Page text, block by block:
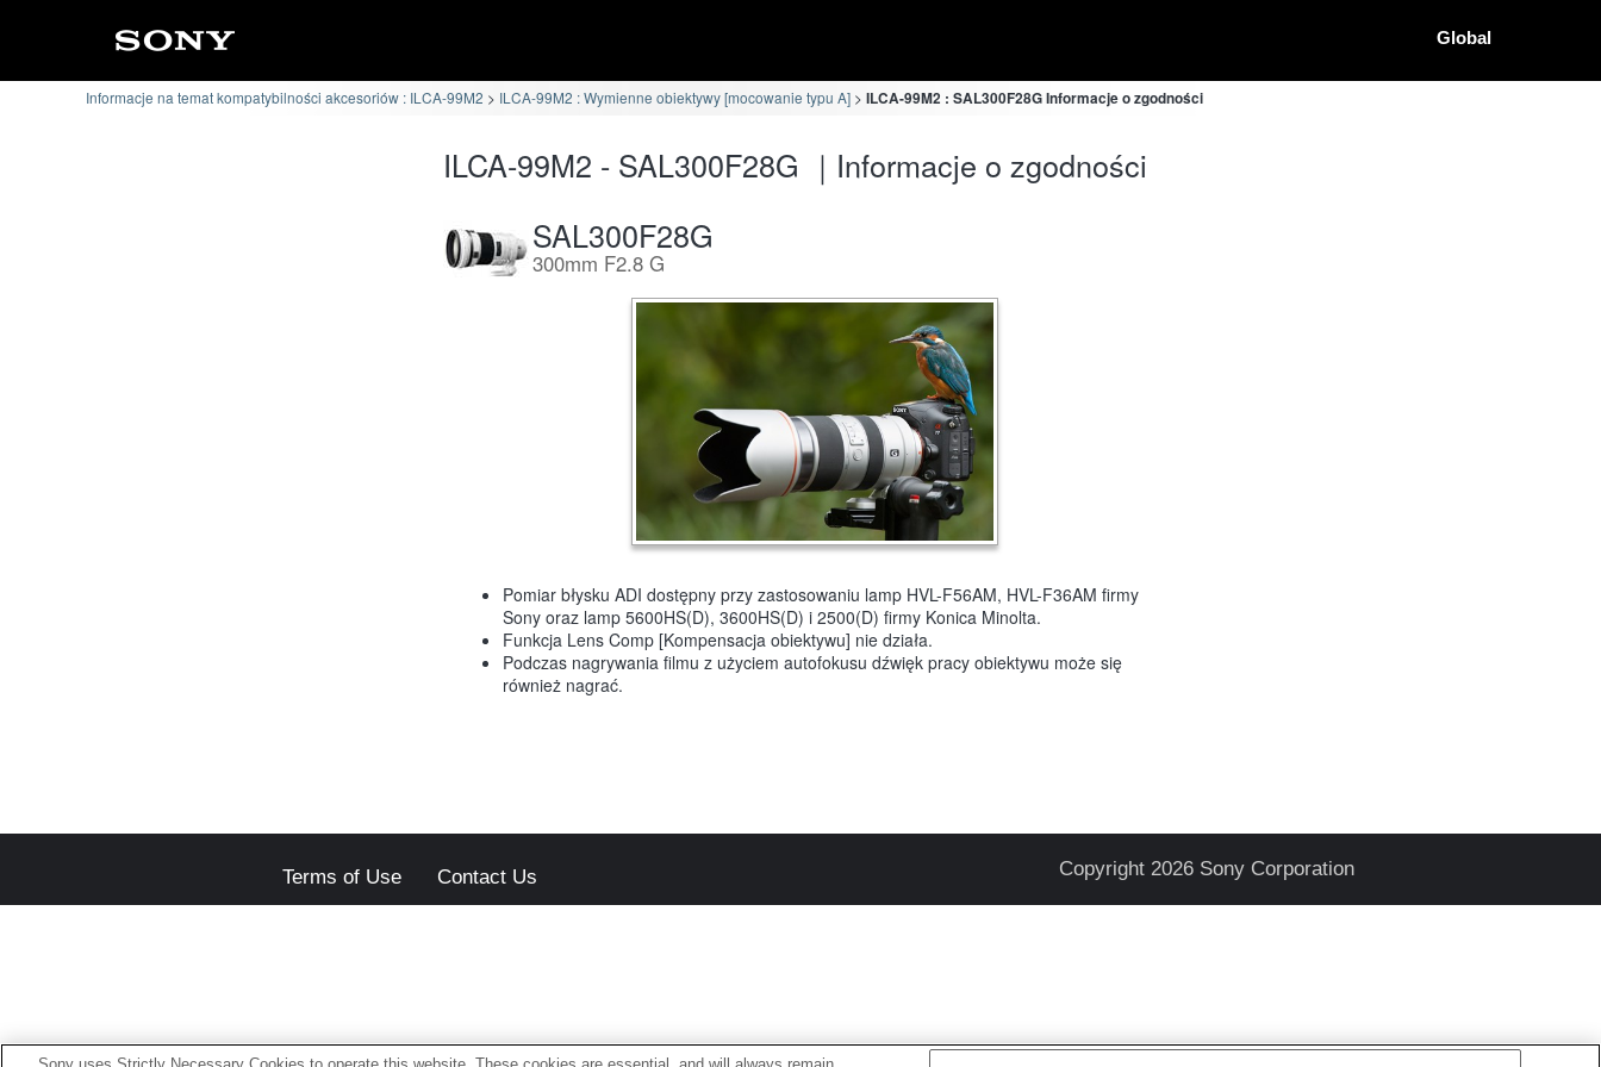
Global
Informacje na temat kompatybilności akcesoriów : ILCA-99M2 ILCA-99M2 : Wymienne obiektywy [mocowanie typu A] ILCA-99M2 : SAL300F28G Informacje o zgodności
ILCA-99M2 - SAL300F28G ｜Informacje o zgodności
SAL300F28G
300mm F2.8 G
Pomiar błysku ADI dostępny przy zastosowaniu lamp HVL-F56AM, HVL-F36AM firmy
Sony oraz lamp 5600HS(D), 3600HS(D) i 2500(D) firmy Konica Minolta.
Funkcja Lens Comp [Kompensacja obiektywu] nie działa.
Podczas nagrywania filmu z użyciem autofokusu dźwięk pracy obiektywu może się
również nagrać.
Terms of Use Contact Us Copyright 2026 Sony Corporation